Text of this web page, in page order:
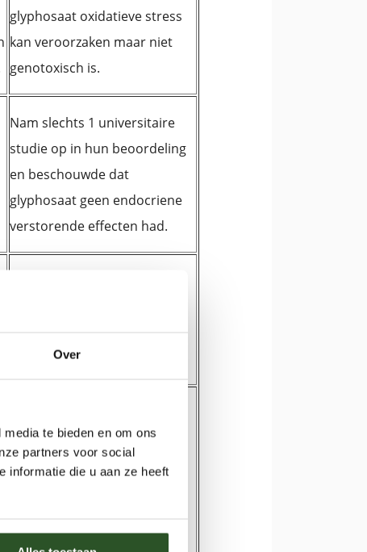
Over
te bieden en om ons
partners voor social
informatie die u aan ze heeft
glyphosaat oxidatieve stress
kan veroorzaken maar niet
genotoxisch is.
Nam slechts 1 universitaire
studie op in hun beoordeling
en beschouwde dat
glyphosaat geen endocriene
verstorende effecten had.
Beoordeelt geen
mitochondriale toxiciteit.